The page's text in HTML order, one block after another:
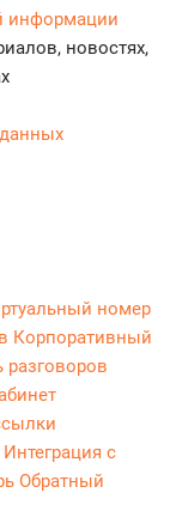
информации
новостях,
номер
Корпоративный
разговоров
Интеграция с
Обратный